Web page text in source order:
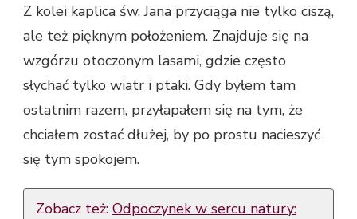
Z kolei kaplica św. Jana przyciąga nie tylko ciszą,
ale też pięknym położeniem. Znajduje się na
wzgórzu otoczonym lasami, gdzie często
słychać tylko wiatr i ptaki. Gdy byłem tam
ostatnim razem, przyłapałem się na tym, że
chciałem zostać dłużej, by po prostu nacieszyć
się tym spokojem.
Zobacz też: Odpoczynek w sercu natury: